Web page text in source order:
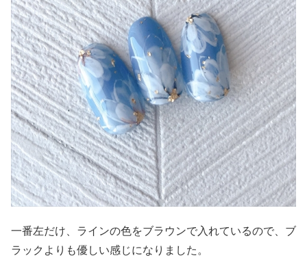
一番左だけ、ラインの色をブラウンで入れているので、ブ
ラックよりも優しい感じになりました。